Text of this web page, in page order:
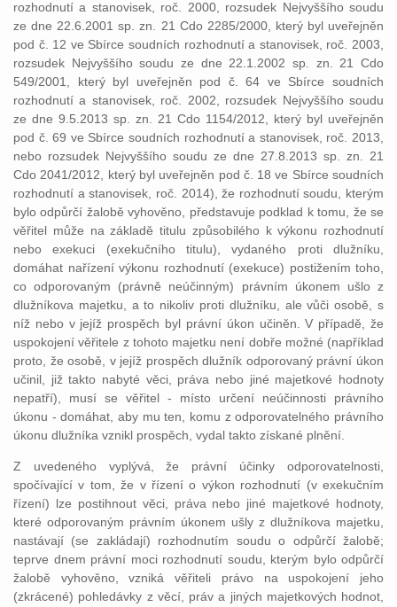
rozhodnutí a stanovisek, roč. 2000, rozsudek Nejvyššího soudu
ze dne 22.6.2001 sp. zn. 21 Cdo 2285/2000, který byl uveřejněn
pod č. 12 ve Sbírce soudních rozhodnutí a stanovisek, roč. 2003,
rozsudek Nejvyššího soudu ze dne 22.1.2002 sp. zn. 21 Cdo
549/2001, který byl uveřejněn pod č. 64 ve Sbírce soudních
rozhodnutí a stanovisek, roč. 2002, rozsudek Nejvyššího soudu
ze dne 9.5.2013 sp. zn. 21 Cdo 1154/2012, který byl uveřejněn
pod č. 69 ve Sbírce soudních rozhodnutí a stanovisek, roč. 2013,
nebo rozsudek Nejvyššího soudu ze dne 27.8.2013 sp. zn. 21
Cdo 2041/2012, který byl uveřejněn pod č. 18 ve Sbírce soudních
rozhodnutí a stanovisek, roč. 2014), že rozhodnutí soudu, kterým
bylo odpůrčí žalobě vyhověno, představuje podklad k tomu, že se
věřitel může na základě titulu způsobilého k výkonu rozhodnutí
nebo exekuci (exekučního titulu), vydaného proti dlužníku,
domáhat nařízení výkonu rozhodnutí (exekuce) postižením toho,
co odporovaným (právně neúčinným) právním úkonem ušlo z
dlužníkova majetku, a to nikoliv proti dlužníku, ale vůči osobě, s
níž nebo v jejíž prospěch byl právní úkon učiněn. V případě, že
uspokojení věřitele z tohoto majetku není dobře možné (například
proto, že osobě, v jejíž prospěch dlužník odporovaný právní úkon
učinil, již takto nabyté věci, práva nebo jiné majetkové hodnoty
nepatří), musí se věřitel - místo určení neúčinnosti právního
úkonu - domáhat, aby mu ten, komu z odporovatelného právního
úkonu dlužníka vznikl prospěch, vydal takto získané plnění.
Z uvedeného vyplývá, že právní účinky odporovatelnosti,
spočívající v tom, že v řízení o výkon rozhodnutí (v exekučním
řízení) lze postihnout věci, práva nebo jiné majetkové hodnoty,
které odporovaným právním úkonem ušly z dlužníkova majetku,
nastávají (se zakládají) rozhodnutím soudu o odpůrčí žalobě;
teprve dnem právní moci rozhodnutí soudu, kterým bylo odpůrčí
žalobě vyhověno, vzniká věřiteli právo na uspokojení jeho
(zkrácené) pohledávky z věcí, práv a jiných majetkových hodnot,